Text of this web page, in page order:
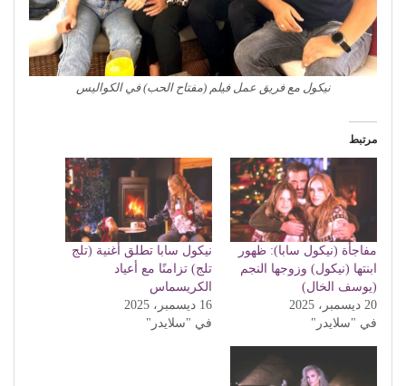
نيكول مع فريق عمل فيلم (مفتاح الحب) في الكواليس
مرتبط
مفاجأة (نيكول سابا): ظهور
ابنتها (نيكول) وزوجها النجم
(يوسف الخال)
20 ديسمبر، 2025
في "سلايدر"
نيكول سابا تطلق أغنية (تلج
تلج) تزامنًا مع أعياد
الكريسماس
16 ديسمبر، 2025
في "سلايدر"